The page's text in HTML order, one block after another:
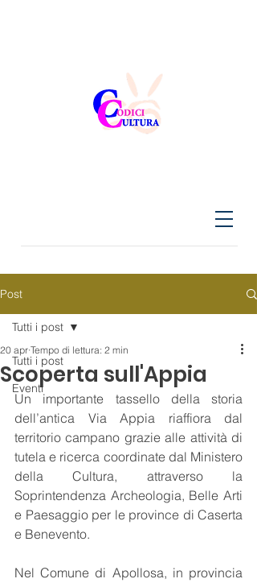
Post
Tutti i post
Eventi
Tutti i post
Scoperta sull'Appia
20 apr Tempo di lettura: 2 min
Un importante tassello della storia
dell’antica Via Appia riaffiora dal
territorio campano grazie alle attività di
tutela e ricerca coordinate dal Ministero
della Cultura, attraverso la
Soprintendenza Archeologia, Belle Arti
e Paesaggio per le province di Caserta
e Benevento.
Nel Comune di Apollosa, in provincia